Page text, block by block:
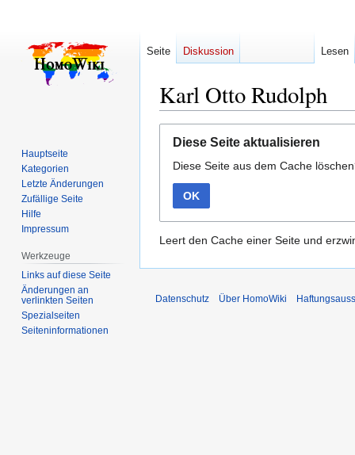
Karl Otto Rudolph
Navigation
springen
Suche
springen
Diese Seite aktualisieren
Diese Seite aus dem Cache
OK
Leert den Cache einer Seite und
Seite Diskussion Lesen
Hauptseite
Kategorien
Letzte Änderungen
Zufällige Seite
Hilfe
Impressum
Werkzeuge
Links auf diese Seite
Änderungen an
verlinkten Seiten
Spezialseiten
Seiten­­informationen
Datenschutz Über HomoWiki